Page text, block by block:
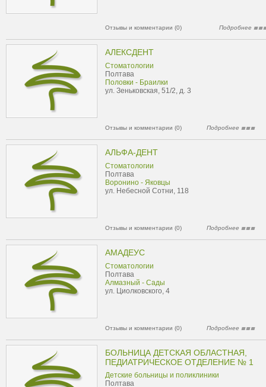
Отзывы и комментарии (0) Подробнее
АЛЕКСДЕНТ
Стоматологии
Полтава
Половки - Браилки
ул. Зеньковская, 51/2, д. 3
Отзывы и комментарии (0) Подробнее
АЛЬФА-ДЕНТ
Стоматологии
Полтава
Воронино - Яковцы
ул. Небесной Сотни, 118
Отзывы и комментарии (0) Подробнее
АМАДЕУС
Стоматологии
Полтава
Алмазный - Сады
ул. Циолковского, 4
Отзывы и комментарии (0) Подробнее
БОЛЬНИЦА ДЕТСКАЯ ОБЛАСТНАЯ,
ПЕДИАТРИЧЕСКОЕ ОТДЕЛЕНИЕ № 1
Детские больницы и поликлиники
Полтава